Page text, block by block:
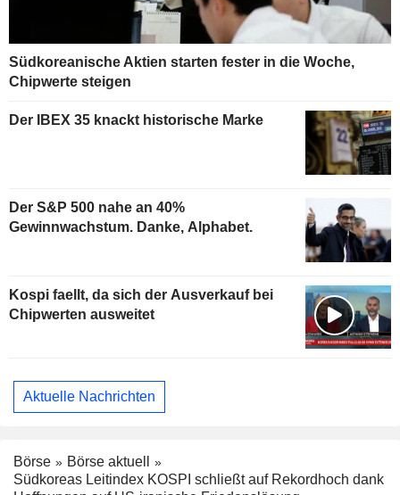
Südkoreanische Aktien starten fester in die Woche,
Chipwerte steigen
Der IBEX 35 knackt historische Marke
Der S&P 500 nahe an 40%
Gewinnwachstum. Danke, Alphabet.
Kospi faellt, da sich der Ausverkauf bei
Chipwerten ausweitet
Aktuelle Nachrichten
Börse
Börse aktuell
Südkoreas Leitindex KOSPI schließt auf Rekordhoch dank